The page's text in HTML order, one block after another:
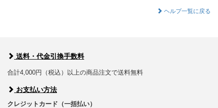
ヘルプ一覧に戻る
送料・代金引換手数料
合計4,000円（税込）以上の商品注文で送料無料
お支払い方法
クレジットカード（一括払い）